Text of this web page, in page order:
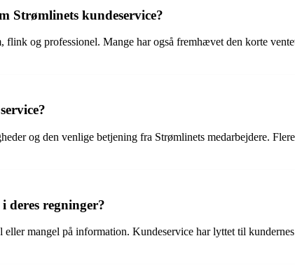
Strømlinets kundeservice?
og professionel. Mange har også fremhævet den korte
og den venlige betjening fra Strømlinets medarbejdere.
regninger?
mangel på information. Kundeservice har lyttet til